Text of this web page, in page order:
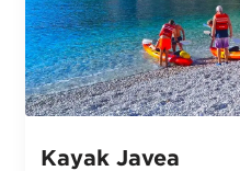
Kayak Javea